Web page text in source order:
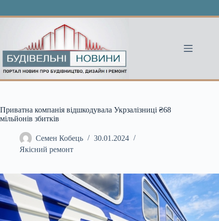
Приватна компанія відшкодувала Укрзалізниці ₴68
мільйонів збитків
Семен Кобець
30.01.2024
Якісний ремонт